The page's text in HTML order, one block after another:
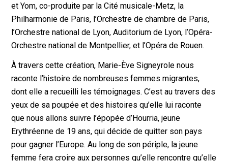
et Yom, co-produite par la Cité musicale-Metz, la
Philharmonie de Paris, l’Orchestre de chambre de Paris,
l’Orchestre national de Lyon, Auditorium de Lyon, l’Opéra-
Orchestre national de Montpellier, et l’Opéra de Rouen.
À travers cette création, Marie-Ève Signeyrole nous
raconte l’histoire de nombreuses femmes migrantes,
dont elle a recueilli les témoignages. C’est au travers des
yeux de sa poupée et des histoires qu’elle lui raconte
que nous allons suivre l’épopée d’Hourria, jeune
Erythréenne de 19 ans, qui décide de quitter son pays
pour gagner l’Europe. Au long de son périple, la jeune
femme fera croire aux personnes qu’elle rencontre qu’elle